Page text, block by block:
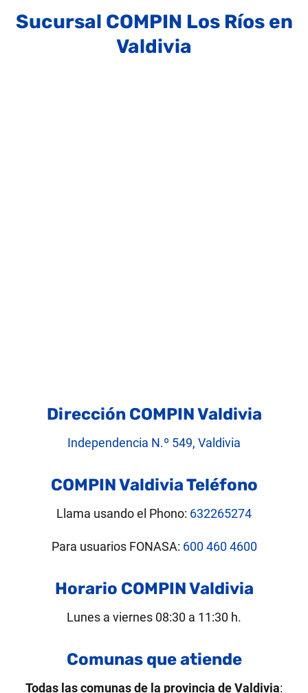
Sucursal COMPIN Los Ríos en
Valdivia
Dirección COMPIN Valdivia
Independencia N.º 549, Valdivia
COMPIN Valdivia Teléfono
Llama usando el Phono: 632265274
Para usuarios FONASA: 600 460 4600
Horario COMPIN Valdivia
Lunes a viernes 08:30 a 11:30 h.
Comunas que atiende
Todas las comunas de la provincia de Valdivia: